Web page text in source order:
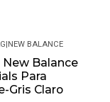
|NEW BALANCE
New Balance
Para
Gris Claro